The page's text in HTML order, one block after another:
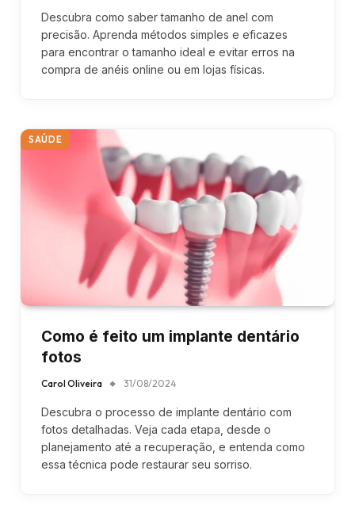
Descubra como saber tamanho de anel com
precisão. Aprenda métodos simples e eficazes
para encontrar o tamanho ideal e evitar erros na
compra de anéis online ou em lojas físicas.
SAÚDE
Como é feito um implante dentário
fotos
Carol Oliveira 31/08/2024
Descubra o processo de implante dentário com
fotos detalhadas. Veja cada etapa, desde o
planejamento até a recuperação, e entenda como
essa técnica pode restaurar seu sorriso.